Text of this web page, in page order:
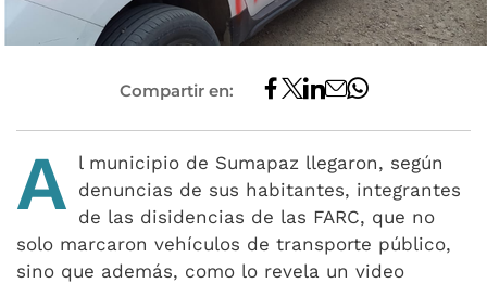
Compartir en:
A l municipio de Sumapaz llegaron, según
denuncias de sus habitantes, integrantes
de las disidencias de las FARC, que no
solo marcaron vehículos de transporte público,
sino que además, como lo revela un video